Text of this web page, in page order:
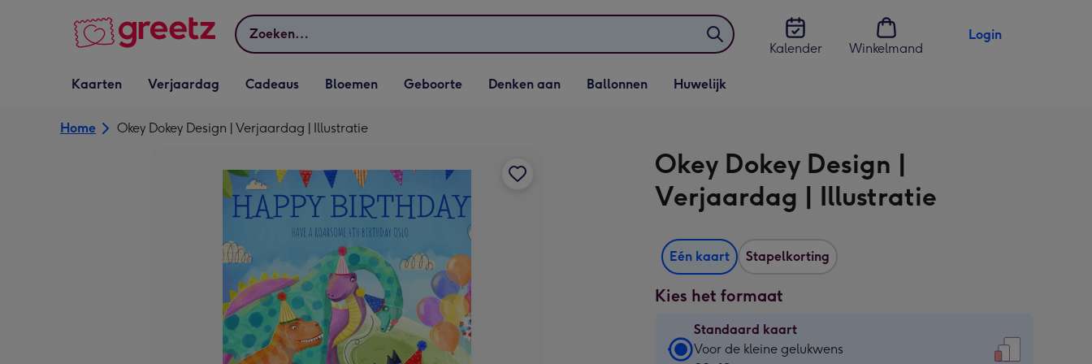
Zoeken
Kalender
Winkelmand
Login
Vervolgkeuzelijst
Kaarten openen
Kaarten
Vervolgkeuzelijst
Verjaardag openen
Verjaardag
Vervolgkeuzelijst
Cadeaus openen
Cadeaus
Vervolgkeuzelijst
Bloemen openen
Bloemen
Vervolgkeuzelijst
Geboorte openen
Geboorte
Vervolgkeuzelijst
Denken aan openen
Denken aan
Vervolgkeuzelijst
Ballonnen openen
Ballonnen
Vervolgkeuzelijst
Huwelijk openen
Huwelijk
Home Okey Dokey Design | Verjaardag | Illustratie
Okey Dokey Design |
Verjaardag | Illustratie
Eén kaart Stapelkorting
Kies het formaat
Standaard kaart
Standaard
Voor de kleine gelukwens